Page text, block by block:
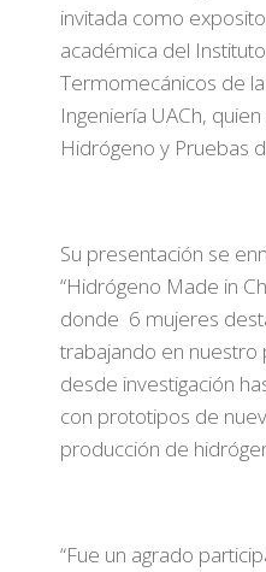
invitada como
académica del
Termomecánicos de
Ingeniería UACh,
Hidrógeno y Pruebas
Su presentación se
“Hidrógeno Made in
donde 6 mujeres
trabajando en nuestro
desde investigación
con prototipos de
producción de
“Fue un agrado